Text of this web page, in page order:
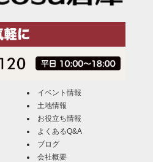
イベント情報
土地情報
お役立ち情報
よくあるQ&A
ブログ
会社概要